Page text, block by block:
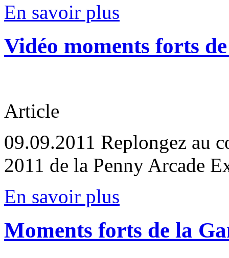
En savoir plus
Vidéo moments forts
Article
09.09.2011 Replongez au
2011 de la Penny Arcade
En savoir plus
Moments forts de la